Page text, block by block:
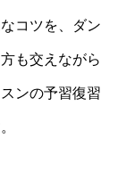
コツを、ダン
も交えながら
ンの予習復習